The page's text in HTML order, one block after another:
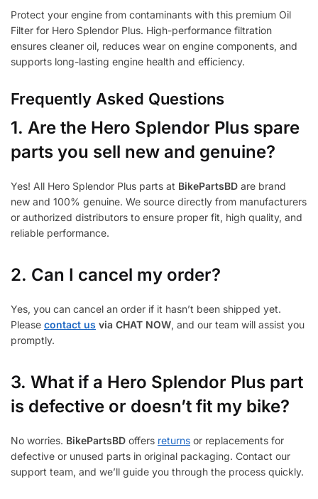
Protect your engine from contaminants with this premium Oil
Filter for Hero Splendor Plus. High-performance filtration
ensures cleaner oil, reduces wear on engine components, and
supports long-lasting engine health and efficiency.
Frequently Asked Questions
1. Are the Hero Splendor Plus spare
parts you sell new and genuine?
Yes! All Hero Splendor Plus parts at BikePartsBD are brand
new and 100% genuine. We source directly from manufacturers
or authorized distributors to ensure proper fit, high quality, and
reliable performance.
2. Can I cancel my order?
Yes, you can cancel an order if it hasn’t been shipped yet.
Please contact us via CHAT NOW, and our team will assist you
promptly.
3. What if a Hero Splendor Plus part
is defective or doesn’t fit my bike?
No worries. BikePartsBD offers returns or replacements for
defective or unused parts in original packaging. Contact our
support team, and we’ll guide you through the process quickly.